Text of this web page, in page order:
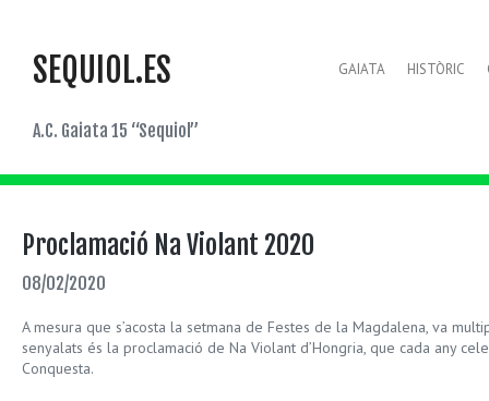
SEQUIOL.ES
A.C. Gaiata 15 “Sequiol”
GAIATA HISTÒRIC
Proclamació Na Violant 2020
08/02/2020
A mesura que s’acosta la setmana de Festes de la Magdalena, va
senyalats és la proclamació de Na Violant d’Hongria, que cada any
Conquesta.